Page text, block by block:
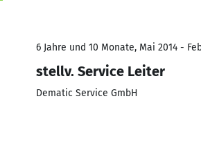
6 Jahre und 10 Monate, Mai 2014 -
stellv. Service Leiter
Dematic Service GmbH